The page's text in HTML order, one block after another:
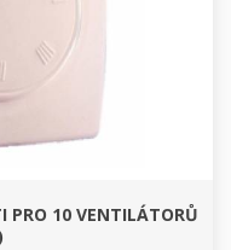
PRO 10 VENTILÁTORŮ